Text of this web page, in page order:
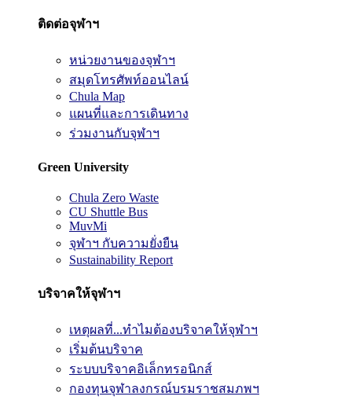
ติดต่อจุฬาฯ
หน่วยงานของจุฬาฯ
สมุดโทรศัพท์ออนไลน์
Chula Map
แผนที่และการเดินทาง
ร่วมงานกับจุฬาฯ
Green University
Chula Zero Waste
CU Shuttle Bus
MuvMi
จุฬาฯ กับความยั่งยืน
Sustainability Report
บริจาคให้จุฬาฯ
เหตุผลที่...ทำไมต้องบริจาคให้จุฬาฯ
เริ่มต้นบริจาค
ระบบบริจาคอิเล็กทรอนิกส์
กองทุนจุฬาลงกรณ์บรมราชสมภพฯ